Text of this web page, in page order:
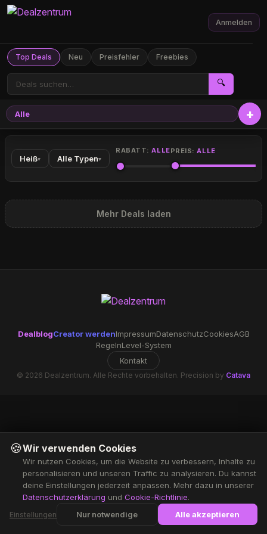
Top Deals Neu Preisfehler Freebies
🔍
Anmelden
Alle
Heiß▾ Alle Typen▾
RABATT:ALLEPREIS:ALLE
Mehr Deals laden
DealblogCreator werdenImpressumDatenschutzCookiesAGB
RegelnLevel-System
Kontakt
© 2026 Dealzentrum. Alle Rechte vorbehalten. Precision by Catava
🍪Wir verwenden Cookies
Wir nutzen Cookies, um die Website zu verbessern, Inhalte zu
personalisieren und unseren Traffic zu analysieren. Du kannst
deine Einstellungen jederzeit anpassen. Mehr dazu in unserer
Datenschutzerklärung und Cookie-Richtlinie.
Einstellungen Nur notwendige Alle akzeptieren